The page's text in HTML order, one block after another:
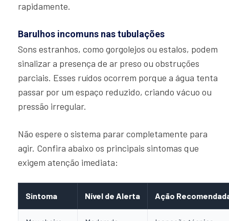
rapidamente.
Barulhos incomuns nas tubulações
Sons estranhos, como gorgolejos ou estalos, podem
sinalizar a presença de ar preso ou obstruções
parciais. Esses ruídos ocorrem porque a água tenta
passar por um espaço reduzido, criando vácuo ou
pressão irregular.
Não espere o sistema parar completamente para
agir. Confira abaixo os principais sintomas que
exigem atenção imediata:
Sintoma Nível de Alerta Ação